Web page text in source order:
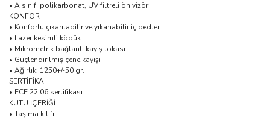
• A sınıfı polikarbonat, UV filtreli ön vizör
KONFOR
• Konforlu çıkarılabilir ve yıkanabilir iç pedler
• Lazer kesimli köpük
• Mikrometrik bağlantı kayış tokası
• Güçlendirilmiş çene kayışı
• Ağırlık: 1250+/-50 gr.
SERTİFİKA
• ECE 22.06 sertifikası
KUTU İÇERİĞİ
• Taşıma kılıfı